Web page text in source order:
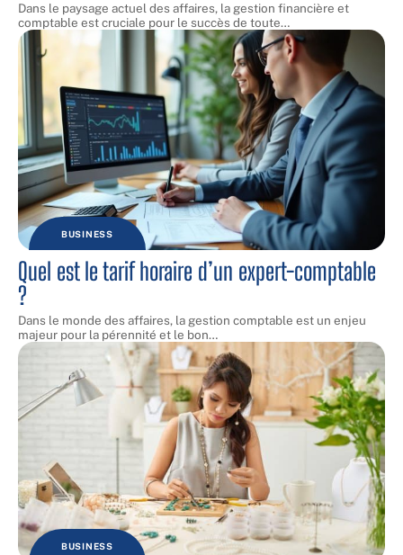
Dans le paysage actuel des affaires, la gestion financière et
comptable est cruciale pour le succès de toute…
BUSINESS
Quel est le tarif horaire d’un expert-comptable
?
Dans le monde des affaires, la gestion comptable est un enjeu
majeur pour la pérennité et le bon…
BUSINESS